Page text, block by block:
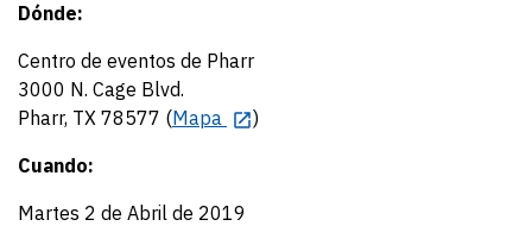
Dónde:
Centro de eventos de Pharr
3000 N. Cage Blvd.
Pharr, TX 78577 (Mapa
)
Cuando:
Martes 2 de Abril de 2019